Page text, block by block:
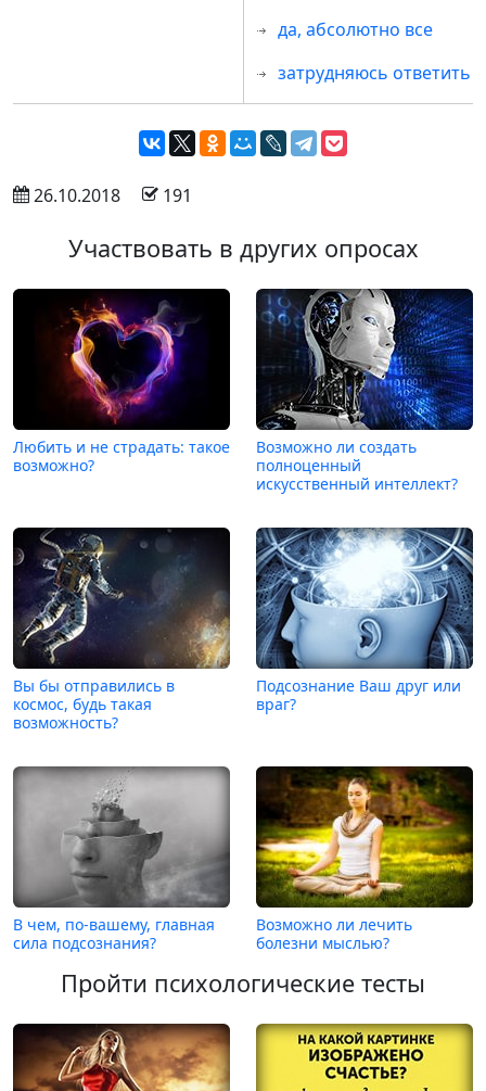
да, абсолютно все
затрудняюсь ответить
26.10.2018 191
Участвовать в других опросах
Любить и не страдать: такое
возможно?
Возможно ли создать
полноценный
искусственный интеллект?
Вы бы отправились в
космос, будь такая
возможность?
Подсознание Ваш друг или
враг?
В чем, по-вашему, главная
сила подсознания?
Возможно ли лечить
болезни мыслью?
Пройти психологические тесты